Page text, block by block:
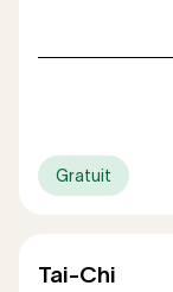
Gratuit
Tai-Chi